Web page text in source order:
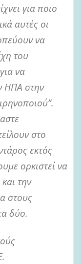
για ποιο
αυτές οι
να
του
να
ΗΠΑ στην
στο
εκτός
ορκιστεί να
την
στους
δύο.